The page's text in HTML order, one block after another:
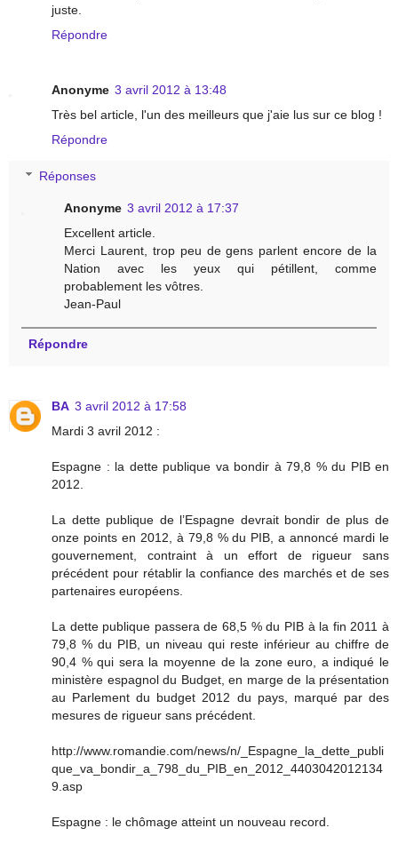
juste.
Répondre
Anonyme 3 avril 2012 à 13:48
Très bel article, l'un des meilleurs que j'aie lus sur ce blog !
Répondre
Réponses
Anonyme 3 avril 2012 à 17:37
Excellent article.
Merci Laurent, trop peu de gens parlent encore de la
Nation avec les yeux qui pétillent, comme
probablement les vôtres.
Jean-Paul
Répondre
BA 3 avril 2012 à 17:58
Mardi 3 avril 2012 :
Espagne : la dette publique va bondir à 79,8 % du PIB en
2012.
La dette publique de l’Espagne devrait bondir de plus de
onze points en 2012, à 79,8 % du PIB, a annoncé mardi le
gouvernement, contraint à un effort de rigueur sans
précédent pour rétablir la confiance des marchés et de ses
partenaires européens.
La dette publique passera de 68,5 % du PIB à la fin 2011 à
79,8 % du PIB, un niveau qui reste inférieur au chiffre de
90,4 % qui sera la moyenne de la zone euro, a indiqué le
ministère espagnol du Budget, en marge de la présentation
au Parlement du budget 2012 du pays, marqué par des
mesures de rigueur sans précédent.
http://www.romandie.com/news/n/_Espagne_la_dette_publi
que_va_bondir_a_798_du_PIB_en_2012_4403042012134
9.asp
Espagne : le chômage atteint un nouveau record.